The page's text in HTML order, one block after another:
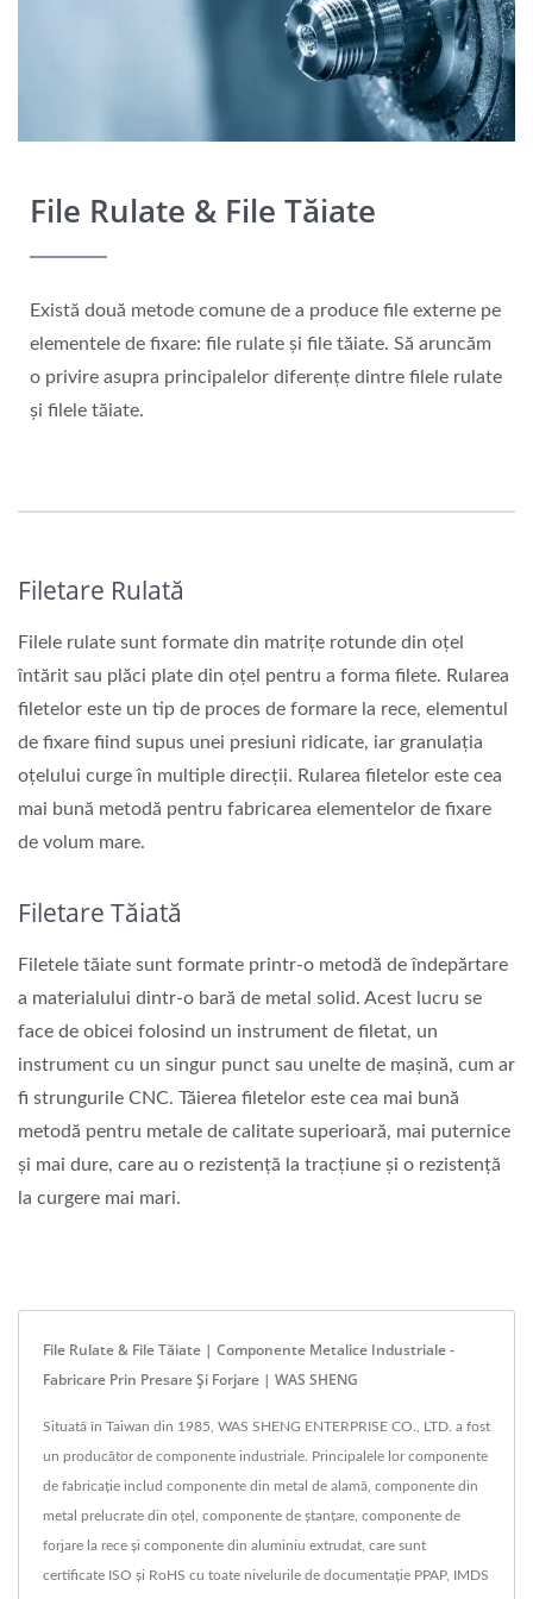
File Rulate & File Tăiate
Există două metode comune de a produce file externe pe
elementele de fixare: file rulate și file tăiate. Să aruncăm
o privire asupra principalelor diferențe dintre filele rulate
și filele tăiate.
Filetare Rulată
Filele rulate sunt formate din matrițe rotunde din oțel
întărit sau plăci plate din oțel pentru a forma filete. Rularea
filetelor este un tip de proces de formare la rece, elementul
de fixare fiind supus unei presiuni ridicate, iar granulația
oțelului curge în multiple direcții. Rularea filetelor este cea
mai bună metodă pentru fabricarea elementelor de fixare
de volum mare.
Filetare Tăiată
Filetele tăiate sunt formate printr-o metodă de îndepărtare
a materialului dintr-o bară de metal solid. Acest lucru se
face de obicei folosind un instrument de filetat, un
instrument cu un singur punct sau unelte de mașină, cum ar
fi strungurile CNC. Tăierea filetelor este cea mai bună
metodă pentru metale de calitate superioară, mai puternice
și mai dure, care au o rezistență la tracțiune și o rezistență
la curgere mai mari.
File Rulate & File Tăiate | Componente Metalice Industriale -
Fabricare Prin Presare Și Forjare | WAS SHENG
Situată în Taiwan din 1985, WAS SHENG ENTERPRISE CO., LTD. a fost
un producător de componente industriale. Principalele lor componente
de fabricație includ componente din metal de alamă, componente din
metal prelucrate din oțel, componente de ștanțare, componente de
forjare la rece și componente din aluminiu extrudat, care sunt
certificate ISO și RoHS cu toate nivelurile de documentație PPAP, IMDS